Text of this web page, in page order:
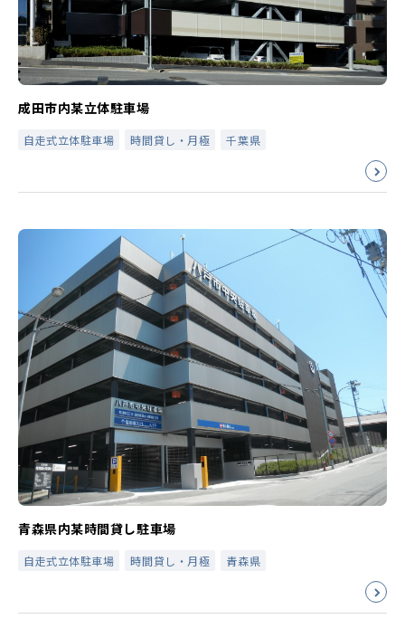
成田市内某立体駐車場
自走式立体駐車場 時間貸し・月極 千葉県
青森県内某時間貸し駐車場
自走式立体駐車場 時間貸し・月極 青森県